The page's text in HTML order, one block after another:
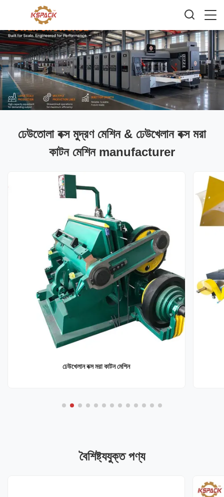
ঢেউতোলা বক্স মুদ্রণ মেশিন & ঢেউখেলান বক্স মরা
কাটন মেশিন manufacturer
ঢেউখেলান বক্স মরা কাটন মেশিন
বৈশিষ্ট্যযুক্ত পণ্য